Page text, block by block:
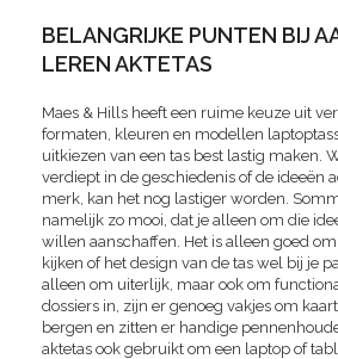
BELANGRIJKE PUNTEN BIJ
LEREN AKTETAS
Maes & Hills heeft een ruime keuze uit
formaten, kleuren en modellen
uitkiezen van een tas best lastig maken.
verdiept in de geschiedenis of de ideeën
merk, kan het nog lastiger worden.
namelijk zo mooi, dat je alleen om die
willen aanschaffen. Het is alleen goed
kijken of het design van de tas wel bij je
alleen om uiterlijk, maar ook om
dossiers in, zijn er genoeg vakjes om
bergen en zitten er handige
aktetas ook gebruikt om een laptop of